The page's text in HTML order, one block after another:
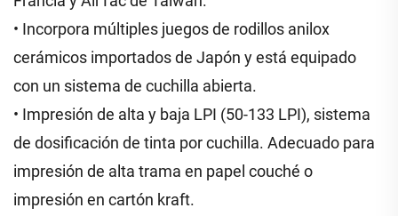
• Incorpora múltiples juegos de rodillos anilox
cerámicos importados de Japón y está equipado
con un sistema de cuchilla abierta.
• Impresión de alta y baja LPI (50-133 LPI), sistema
de dosificación de tinta por cuchilla. Adecuado para
impresión de alta trama en papel couché o
impresión en cartón kraft.